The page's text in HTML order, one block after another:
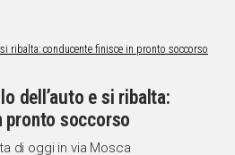
dell’auto e si ribalta:
pronto soccorso
di oggi in via Mosca